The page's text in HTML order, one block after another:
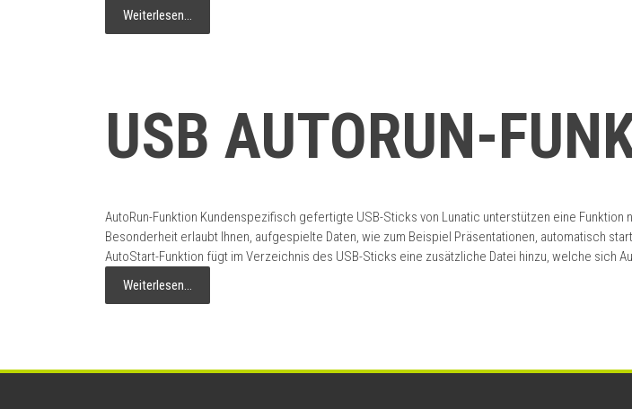
Weiterlesen…
USB AUTORUN-
AutoRun-Funktion Kundenspezifisch gefertigte USB-Sticks von Lunatic unterstützen eine Funktion
Besonderheit erlaubt Ihnen, aufgespielte Daten, wie zum Beispiel Präsentationen, automatisch
AutoStart-Funktion fügt im Verzeichnis des USB-Sticks eine zusätzliche Datei hinzu, welche sich
Weiterlesen…